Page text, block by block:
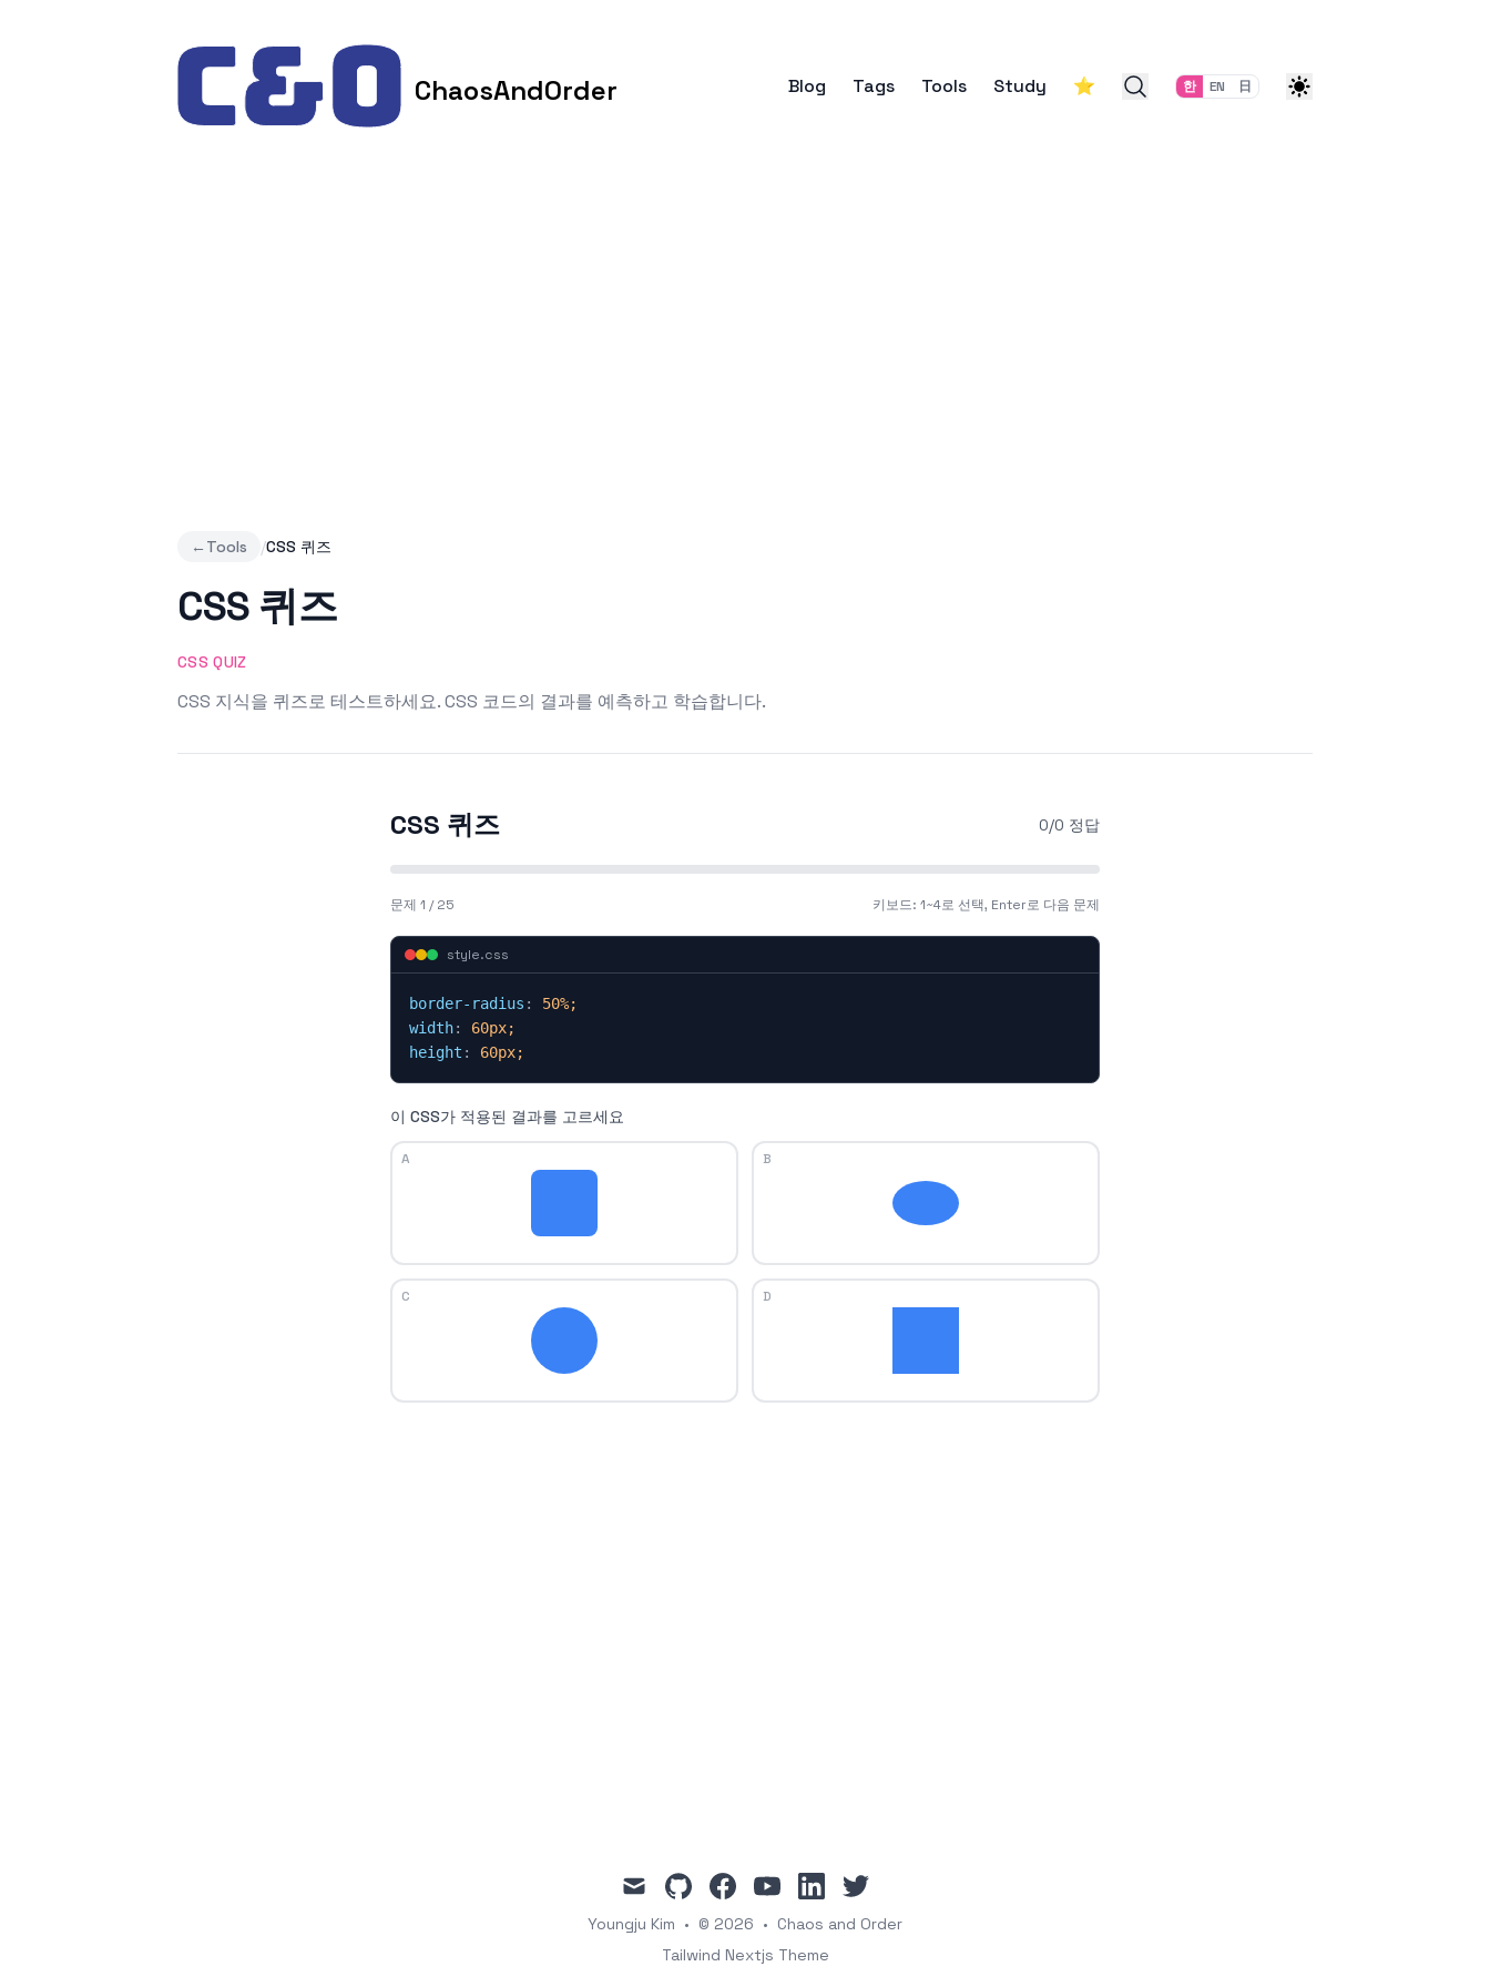
ChaosAndOrder Blog Tags Tools Study ⭐ 한 EN 日
← Tools /CSS 퀴즈
CSS 퀴즈
CSS QUIZ
CSS 지식을 퀴즈로 테스트하세요. CSS 코드의 결과를 예측하고 학습합니다.
CSS 퀴즈 0/0 정답
문제 1 / 25 키보드: 1~4로 선택, Enter로 다음 문제
style.css
border-radius : 50%;
width: 60px;
height : 60px;
이 CSS가 적용된 결과를 고르세요
A B
C D
mail githubfacebookyoutubelinkedintwitter
Youngju Kim • © 2026 • Chaos and Order
Tailwind Nextjs Theme